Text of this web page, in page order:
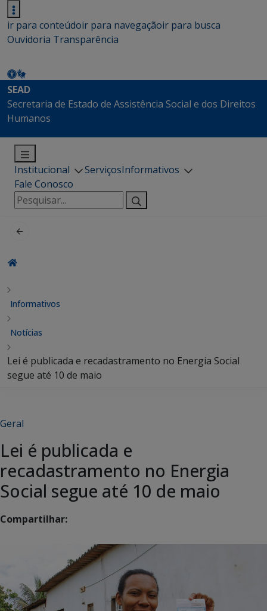
ir para conteúdoir para navegaçãoir para busca
Ouvidoria Transparência
SEAD
Secretaria de Estado de Assistência Social e dos Direitos
Humanos
Institucional ServiçosInformativos
Fale Conosco
Pesquisar
por:
Informativos
Notícias
Lei é publicada e recadastramento no Energia Social
segue até 10 de maio
Geral
Lei é publicada e
recadastramento no Energia
Social segue até 10 de maio
Compartilhar: